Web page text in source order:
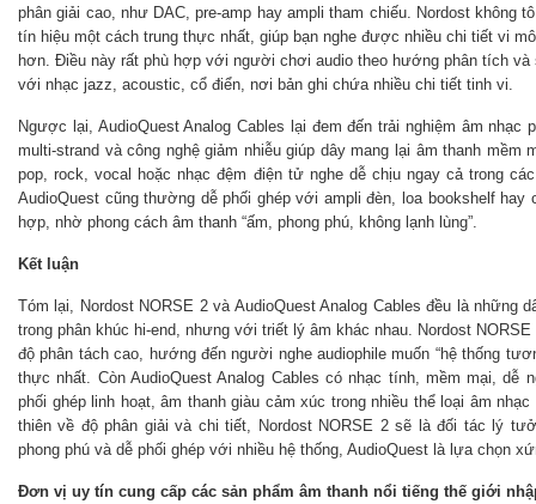
phân giải cao, như DAC, pre-amp hay ampli tham chiếu. Nordost không
tín hiệu một cách trung thực nhất, giúp bạn nghe được nhiều chi tiết vi
hơn. Điều này rất phù hợp với người chơi audio theo hướng phân tích và
với nhạc jazz, acoustic, cổ điển, nơi bản ghi chứa nhiều chi tiết tinh vi.
Ngược lại, AudioQuest Analog Cables lại đem đến trải nghiệm âm nhạc
multi-strand và công nghệ giảm nhiễu giúp dây mang lại âm thanh mềm
pop, rock, vocal hoặc nhạc đệm điện tử nghe dễ chịu ngay cả trong
AudioQuest cũng thường dễ phối ghép với ampli đèn, loa bookshelf hay
hợp, nhờ phong cách âm thanh “ấm, phong phú, không lạnh lùng”.
Kết luận
Tóm lại, Nordost NORSE 2 và AudioQuest Analog Cables đều là những
trong phân khúc hi-end, nhưng với triết lý âm khác nhau. Nordost
độ phân tách cao, hướng đến người nghe audiophile muốn “hệ thống
thực nhất. Còn AudioQuest Analog Cables có nhạc tính, mềm mại,
phối ghép linh hoạt, âm thanh giàu cảm xúc trong nhiều thể loại âm
thiên về độ phân giải và chi tiết, Nordost NORSE 2 sẽ là đối tác lý
phong phú và dễ phối ghép với nhiều hệ thống, AudioQuest là lựa chọn
Đơn vị uy tín cung cấp các sản phẩm âm thanh nổi tiếng thế giới